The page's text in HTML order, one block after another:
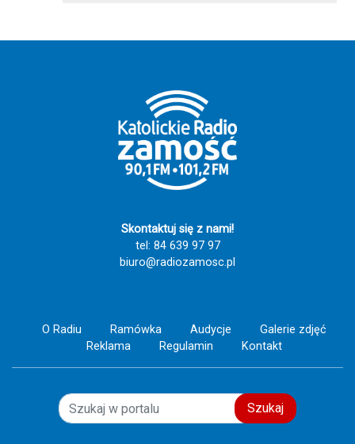
za nami i wypraszaj dla całego narodu
Maryją nie pomylisz drogi!!!!! Zaśpiewajmy
razem tą piękną pieśń i spotkajmy się za
rok w Tereszpolu Szczęść Boże i Ave
Maryja!!!!! 🕊️ 🤱 ❤️‍🔥 🙏
Skontaktuj się z nami!
tel: 84 639 97 97
biuro@radiozamosc.pl
O Radiu Ramówka Audycje
Galerie zdjęć
Reklama
Regulamin Kontakt
Szukaj